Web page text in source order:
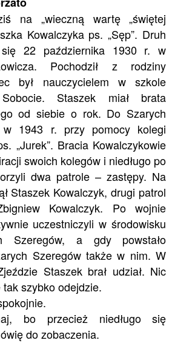
na „wieczną wartę „świętej
Kowalczyka ps. „Sęp”. Druh
się 22 października 1930 r. w
Pochodził z rodziny
był nauczycielem w szkole
Staszek miał brata
od siebie o rok. Do Szarych
w 1943 r. przy pomocy kolegi
„Jurek”. Bracia Kowalczykowie
swoich kolegów i niedługo po
dwa patrole – zastępy. Na
Staszek Kowalczyk, drugi patrol
Kowalczyk. Po wojnie
uczestniczyli w środowisku
Szeregów, a gdy powstało
Szeregów także w nim. W
Staszek brał udział. Nic
tak szybko odejdzie.
bo przecież niedługo się
do zobaczenia.